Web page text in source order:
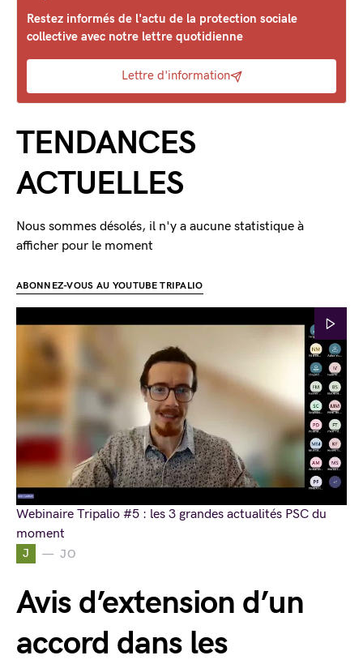
J JO
Avis d’extension d’un
accord dans les
Restez informés de l'actu de la protection sociale
collective avec notre lettre quotidienne
Lettre d'information
TENDANCES
ACTUELLES
Nous sommes désolés, il n'y a aucune statistique à
afficher pour le moment
ABONNEZ-VOUS AU YOUTUBE TRIPALIO
Webinaire Tripalio #5 : les 3 grandes actualités PSC du
moment